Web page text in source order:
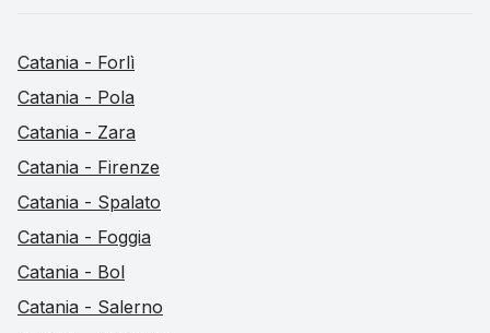
Catania - Forlì
Catania - Pola
Catania - Zara
Catania - Firenze
Catania - Spalato
Catania - Foggia
Catania - Bol
Catania - Salerno